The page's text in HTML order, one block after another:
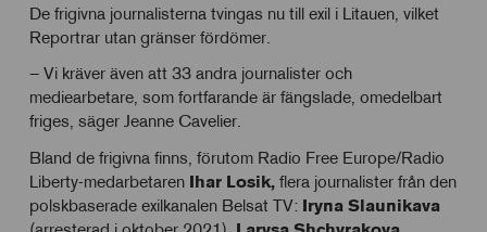
De frigivna journalisterna tvingas nu till exil i Litauen, vilket
Reportrar utan gränser fördömer.
– Vi kräver även att 33 andra journalister och
mediearbetare, som fortfarande är fängslade, omedelbart
friges, säger Jeanne Cavelier.
Bland de frigivna finns, förutom Radio Free Europe/Radio
Liberty-medarbetaren Ihar Losik, flera journalister från den
polskbaserade exilkanalen Belsat TV: Iryna Slaunikava